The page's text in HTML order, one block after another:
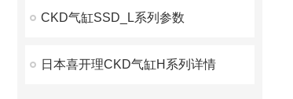
CKD气缸SSD_L系列参数
日本喜开理CKD气缸H系列详情